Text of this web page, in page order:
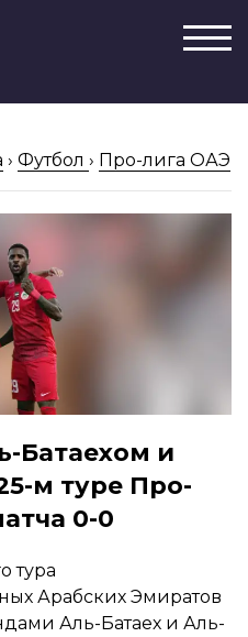
› Футбол › Про-лига ОАЭ
Батаехом и
м туре Про-
0-0
тура
Арабских Эмиратов
Аль-Батаех и Аль-